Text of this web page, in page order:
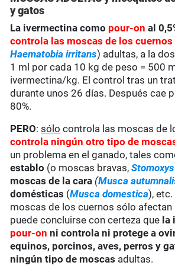
y gatos
La ivermectina como pour-on al
controla las moscas de los cuernos
Haematobia irritans) adultas, a la
1 ml por cada 10 kg de peso = 500
ivermectina/kg. El control tras un
durante unos 26 días. Después cae
80%.
PERO:sólo controla las moscas de
controla ningún otro tipo de
un problema en el ganado, tales
establo (o moscas bravas,
moscas de la cara (Musca
domésticas (Musca domestica),
moscas de los cuernos sólo afectan
puede concluirse con certeza que
pour-on ni controla ni protege a
equinos, porcinos, aves, perros y
ningún tipo de moscas adultas.